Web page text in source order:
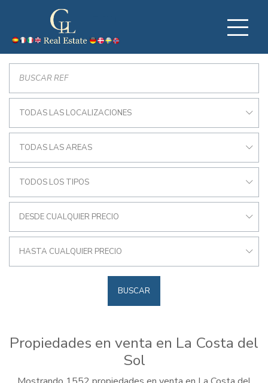
TODAS LAS LOCALIZACIONES
TODAS LAS AREAS
TODOS LOS TIPOS
DESDE CUALQUIER PRECIO
HASTA CUALQUIER PRECIO
BUSCAR
Propiedades en venta en La Costa del
Sol